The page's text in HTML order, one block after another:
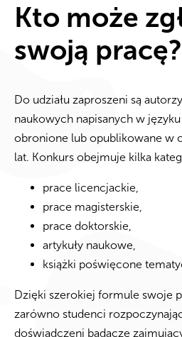
Kto może
swoją pracę?
Do udziału zaproszeni są
naukowych napisanych w
obronione lub opublikowane w
lat. Konkurs obejmuje kilka
prace licencjackie,
prace magisterskie,
prace doktorskie,
artykuły naukowe,
książki poświęcone
Dzięki szerokiej formule swoje
zarówno studenci
doświadczeni badacze